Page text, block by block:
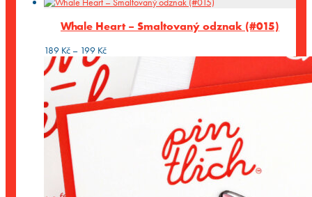
Whale Heart – Smaltovaný odznak (#015)
189 Kč – 199 KčRozpětí
cen:
189 Kč
až
199 Kč